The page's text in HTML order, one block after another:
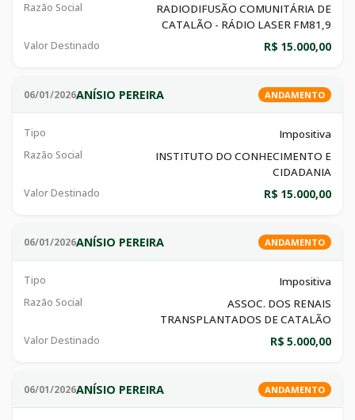
Razão Social
RADIODIFUSÃO COMUNITÁRIA DE
CATALÃO - RÁDIO LASER FM81,9
Valor Destinado R$ 15.000,00
06/01/2026ANÍSIO PEREIRA ANDAMENTO
Tipo Impositiva
Razão Social
INSTITUTO DO CONHECIMENTO E
CIDADANIA
Valor Destinado R$ 15.000,00
06/01/2026ANÍSIO PEREIRA ANDAMENTO
Tipo Impositiva
Razão Social
ASSOC. DOS RENAIS
TRANSPLANTADOS DE CATALÃO
Valor Destinado R$ 5.000,00
06/01/2026ANÍSIO PEREIRA ANDAMENTO